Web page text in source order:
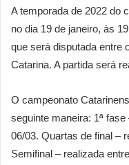
A temporada de 2022 do
no dia 19 de janeiro, às
que será disputada entre
Catarina. A partida será
O campeonato
seguinte maneira: 1ª
06/03. Quartas de final –
Semifinal – realizada